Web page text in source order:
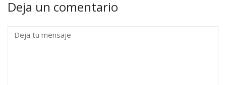
Deja un comentario